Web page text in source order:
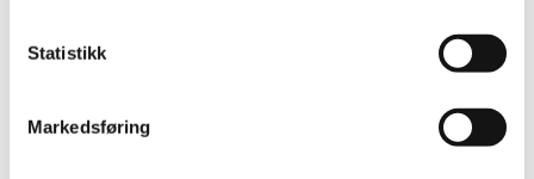
Statistikk
Markedsføring
Lag din egen humlekasse fra